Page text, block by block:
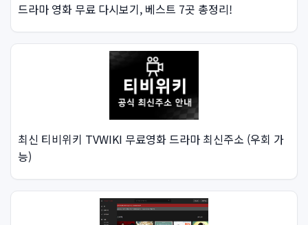
드라마 영화 무료 다시보기, 베스트 7곳 총정리!
최신 티비위키 TVWIKI 무료영화 드라마 최신주소 (우회 가
능)